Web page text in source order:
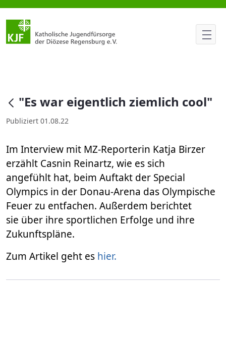
"Es war eigentlich ziemlich
null
"Es war eigentlich ziemlich cool"
Publiziert 01.08.22
Im Interview mit MZ-Reporterin Katja Birzer
erzählt Casnin Reinartz, wie es sich
angefühlt hat, beim Auftakt der Special
Olympics in der Donau-Arena das Olympische
Feuer zu entfachen. Außerdem berichtet
sie über ihre sportlichen Erfolge und ihre
Zukunftspläne.
Zum Artikel geht es hier.